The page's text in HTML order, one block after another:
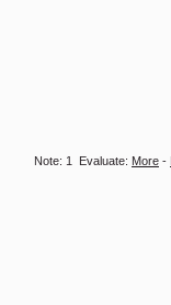
Note: 1 Evaluate: More -